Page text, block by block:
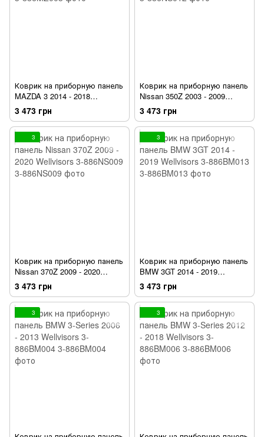
Коврик на приборную панель
MAZDA 3 2014 - 2018
Wellvisors 3-886MZ003
3 473 грн
Коврик на приборную панель
Nissan 350Z 2003 - 2009
Wellvisors 3-886NS012
3 473 грн
3
Коврик на приборную панель
Nissan 370Z 2009 - 2020
Wellvisors 3-886NS009
3 473 грн
3
Коврик на приборную панель
BMW 3GT 2014 - 2019
Wellvisors 3-886BM013
3 473 грн
3 3